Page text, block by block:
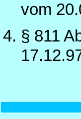
vom
§ 811